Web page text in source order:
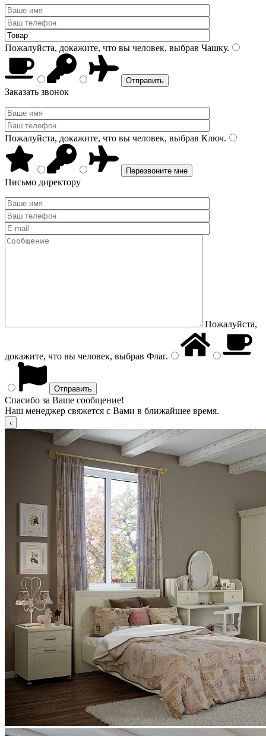
Пожалуйста, докажите, что вы человек, выбрав Чашку.
Заказать звонок
Пожалуйста, докажите, что вы человек, выбрав Ключ.
Письмо директору
Пожалуйста,
докажите, что вы человек, выбрав Флаг.
Спасибо за Ваше сообщение!
Наш менеджер свяжется с Вами в ближайшее время.